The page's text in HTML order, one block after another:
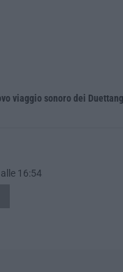
viaggio sonoro dei
16:54